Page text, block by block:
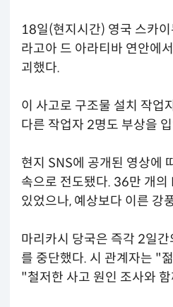
18일(현지시간) 영국 스카
라고아 드 아라티바 연안에
괴했다.
이 사고로 구조물 설치 작업
다른 작업자 2명도 부상을
현지 SNS에 공개된 영상에
속으로 전도됐다. 36만 개
있었으나, 예상보다 이른 강
마리카시 당국은 즉각 2일
를 중단했다. 시 관계자는 "
"철저한 사고 원인 조사와